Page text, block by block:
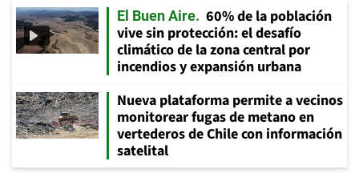
El Buen Aire
60% de la población
vive sin protección: el desafío
climático de la zona central por
incendios y expansión urbana
Nueva plataforma permite a vecinos
monitorear fugas de metano en
vertederos de Chile con información
satelital